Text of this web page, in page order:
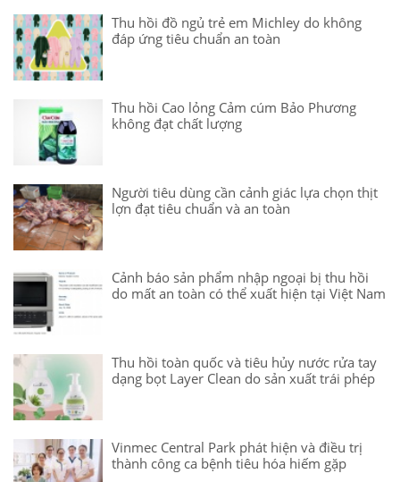
Thu hồi đồ ngủ trẻ em Michley do không
đáp ứng tiêu chuẩn an toàn
Thu hồi Cao lỏng Cảm cúm Bảo Phương
không đạt chất lượng
Người tiêu dùng cần cảnh giác lựa chọn thịt
lợn đạt tiêu chuẩn và an toàn
Cảnh báo sản phẩm nhập ngoại bị thu hồi
do mất an toàn có thể xuất hiện tại Việt Nam
Thu hồi toàn quốc và tiêu hủy nước rửa tay
dạng bọt Layer Clean do sản xuất trái phép
Vinmec Central Park phát hiện và điều trị
thành công ca bệnh tiêu hóa hiếm gặp